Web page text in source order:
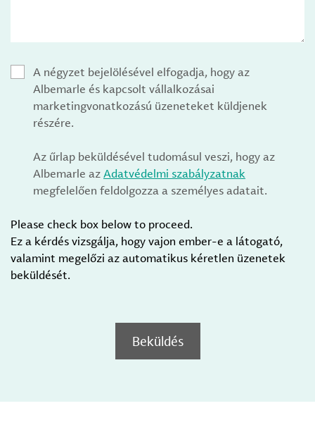
A négyzet bejelölésével elfogadja, hogy az
Albemarle és kapcsolt vállalkozásai
marketingvonatkozású üzeneteket küldjenek
részére.
Az űrlap beküldésével tudomásul veszi, hogy az
Albemarle azAdatvédelmi szabályzatnak
megfelelően feldolgozza a személyes adatait.
Please check box below to proceed.
Ez a kérdés vizsgálja, hogy vajon ember-e a látogató,
valamint megelőzi az automatikus kéretlen üzenetek
beküldését.
Beküldés